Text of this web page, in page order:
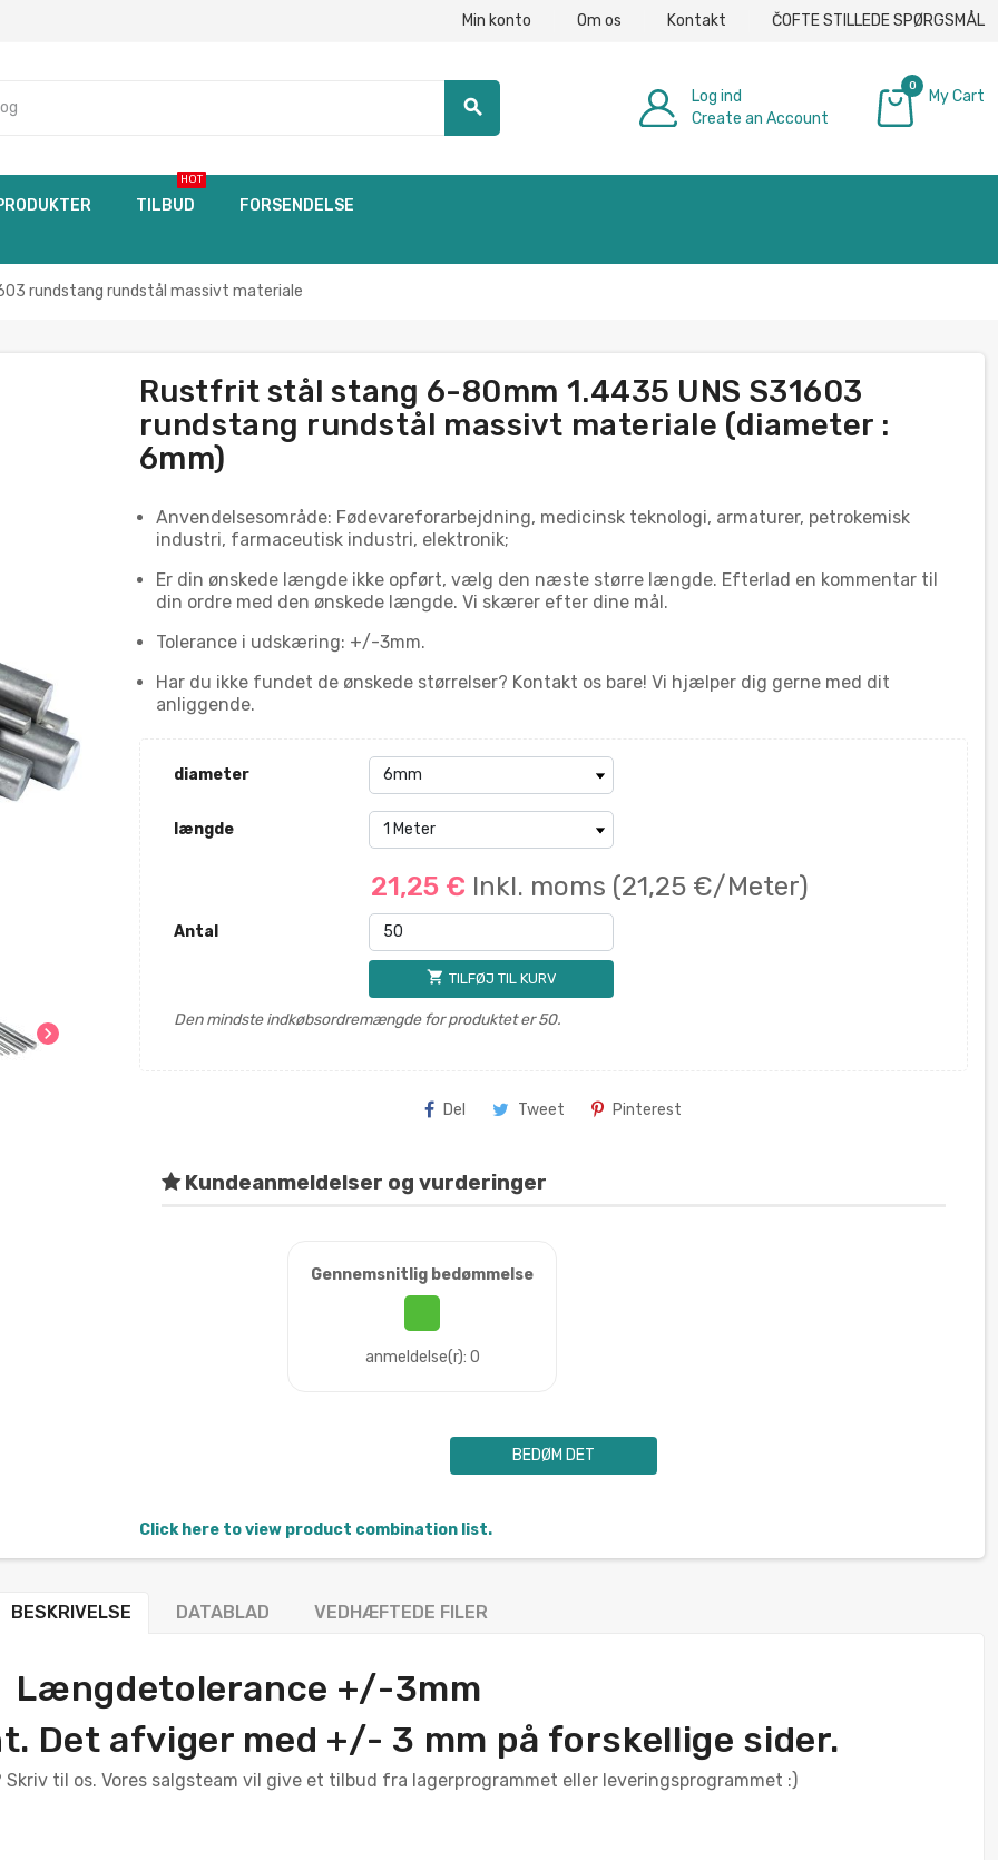
Min konto Om os Kontakt ČOFTE STILLEDE SPØRGSMÅL
search
Log ind
Create an Account
0
My Cart
TILBUD
HOT
FORSENDELSE
rundstang rundstål massivt materiale
chevron_right
Rustfrit stål stang 6-80mm 1.4435 UNS S31603
rundstang rundstål massivt materiale (diameter :
6mm)
Anvendelsesområde: Fødevareforarbejdning, medicinsk teknologi, armaturer, petrokemisk
industri, farmaceutisk industri, elektronik;
Er din ønskede længde ikke opført, vælg den næste større længde. Efterlad en kommentar til
din ordre med den ønskede længde. Vi skærer efter dine mål.
Tolerance i udskæring: +/-3mm.
Har du ikke fundet de ønskede størrelser? Kontakt os bare! Vi hjælper dig gerne med dit
anliggende.
diameter
længde
21,25 € Inkl. moms (21,25 €/Meter)
Antal
shopping_cart TILFØJ TIL KURV
Den mindste indkøbsordremængde for produktet er 50.
Del Tweet Pinterest
Kundeanmeldelser og vurderinger
Gennemsnitlig bedømmelse
anmeldelse(r): 0
BEDØM DET
Click here to view product combination list.
BESKRIVELSE DATABLAD VEDHÆFTEDE FILER
Længdetolerance +/-3mm
Det afviger med +/- 3 mm på forskellige sider.
til os. Vores salgsteam vil give et tilbud fra lagerprogrammet eller leveringsprogrammet :)